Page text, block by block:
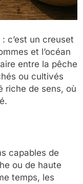
c’est un creuset
et l’océan
entre la pêche
ou cultivés
riche de sens, où
capables de
ou de haute
temps, les